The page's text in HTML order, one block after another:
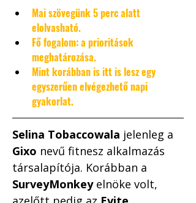
Mai szövegünk 5 perc alatt
elolvasható.
Fő fogalom: a prioritások
meghatározása.
Mint korábban is itt is lesz egy
egyszerűen elvégezhető napi
gyakorlat.
Selina Tobaccowala jelenleg a
Gixo nevű fitnesz alkalmazás
társalapítója. Korábban a
SurveyMonkey elnöke volt,